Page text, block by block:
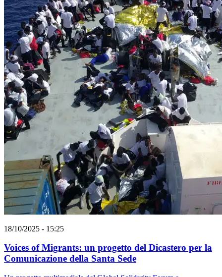
18/10/2025 - 15:25
Voices of Migrants: un progetto del Dicastero per la
Comunicazione della Santa Sede